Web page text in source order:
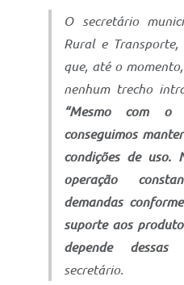
O secretário
Rural e
que, até o
nenhum trecho
“Mesmo com o
conseguimos
condições de uso.
operação
demandas
suporte aos
depende dessas
secretário.